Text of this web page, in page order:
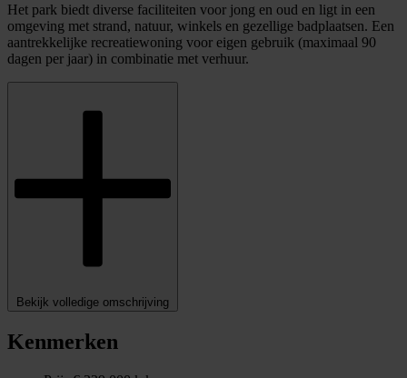
Het park biedt diverse faciliteiten voor jong en oud en ligt in een
omgeving met strand, natuur, winkels en gezellige badplaatsen. Een
aantrekkelijke recreatiewoning voor eigen gebruik (maximaal 90
dagen per jaar) in combinatie met verhuur.
Bekijk volledige omschrijving
Kenmerken